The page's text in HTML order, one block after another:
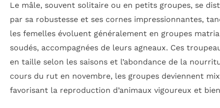
Le mâle, souvent solitaire ou en petits groupes, se
par sa robustesse et ses cornes impressionnantes,
les femelles évoluent généralement en groupes
soudés, accompagnées de leurs agneaux. Ces
en taille selon les saisons et l’abondance de la
cours du rut en novembre, les groupes deviennent
favorisant la reproduction d’animaux vigoureux et